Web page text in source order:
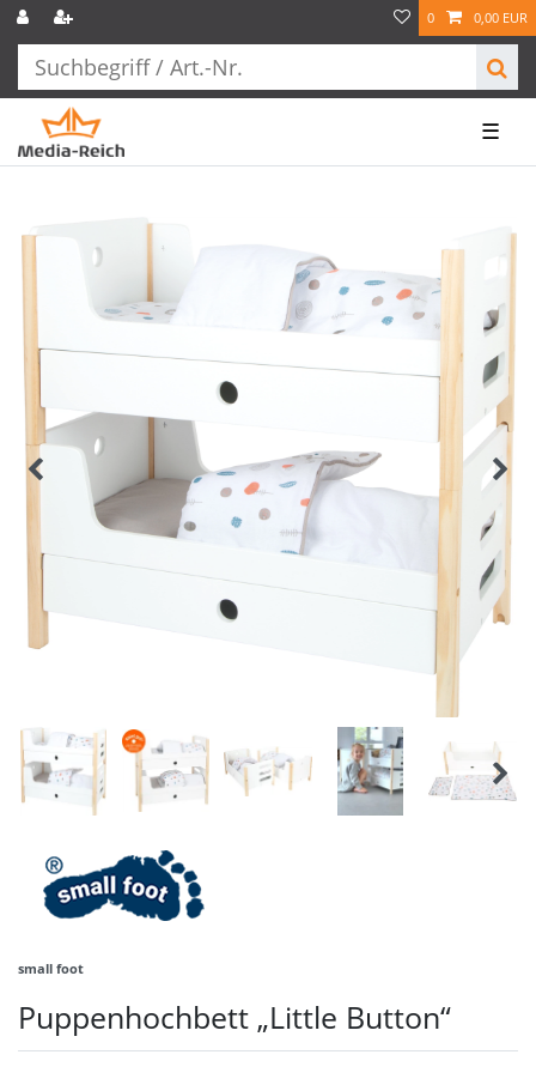
0 0,00 EUR
☰
small foot
Puppenhochbett „Little Button“